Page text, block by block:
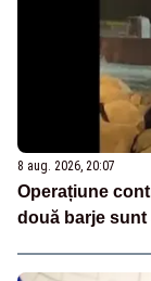
8 aug. 2026, 20:07
Operațiune
două barje